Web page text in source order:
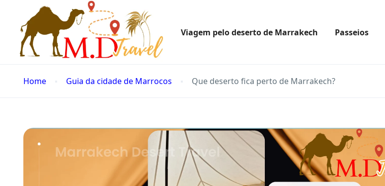
Viagem pelo deserto de Marrakech Passeios
Home Guia da cidade de Marrocos Que deserto fica perto de Marrakech?